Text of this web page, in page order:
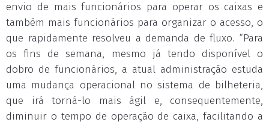
envio de mais funcionários para operar os caixas e
também mais funcionários para organizar o acesso, o
que rapidamente resolveu a demanda de fluxo. “Para
os fins de semana, mesmo já tendo disponível o
dobro de funcionários, a atual administração estuda
uma mudança operacional no sistema de bilheteria,
que irá torná-lo mais ágil e, consequentemente,
diminuir o tempo de operação de caixa, facilitando a